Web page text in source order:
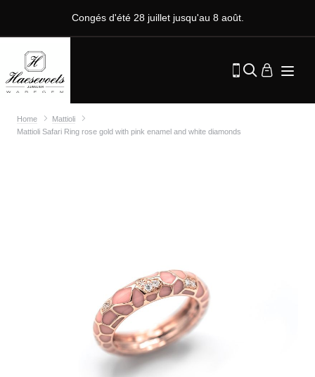
Congés d'été 28 juillet jusqu'au 8 août.
Home
Mattioli
Mattioli Safari Ring rose gold with pink enamel and white diamonds